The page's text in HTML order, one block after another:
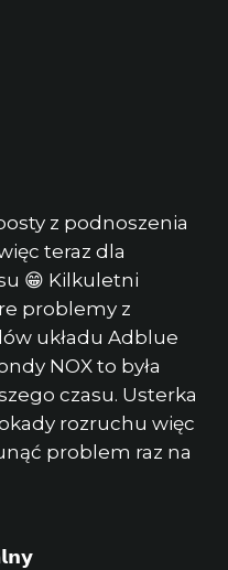
z podnoszenia
teraz dla
😁 Kilkuletni
problemy z
układu Adblue
NOX to była
czasu. Usterka
rozruchu więc
problem raz na